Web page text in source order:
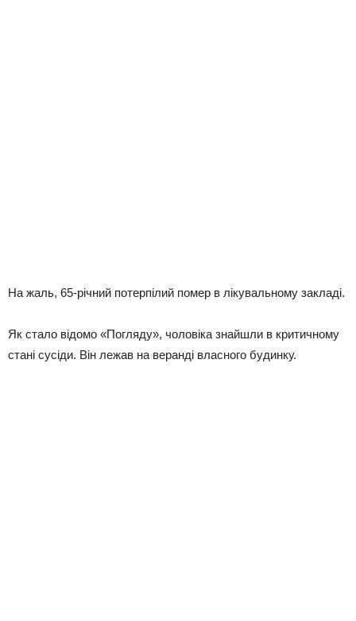
На жаль, 65-річний потерпілий помер в лікувальному закладі.
Як стало відомо «Погляду», чоловіка знайшли в критичному
стані сусіди. Він лежав на веранді власного будинку.